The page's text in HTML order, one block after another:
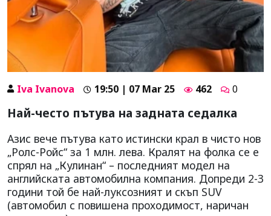
Iva Ivanova 19:50 | 07 Mar 25 462 0
Най-често пътува на задната седалка
Азис вече пътува като истински крал в чисто нов
„Ролс-Ройс“ за 1 млн. лева. Кралят на фолка се е
спрял на „Кулинан“ – последният модел на
английската автомобилна компания. Допреди 2-3
години той бе най-луксозният и скъп SUV
(автомобил с повишена проходимост, наричан